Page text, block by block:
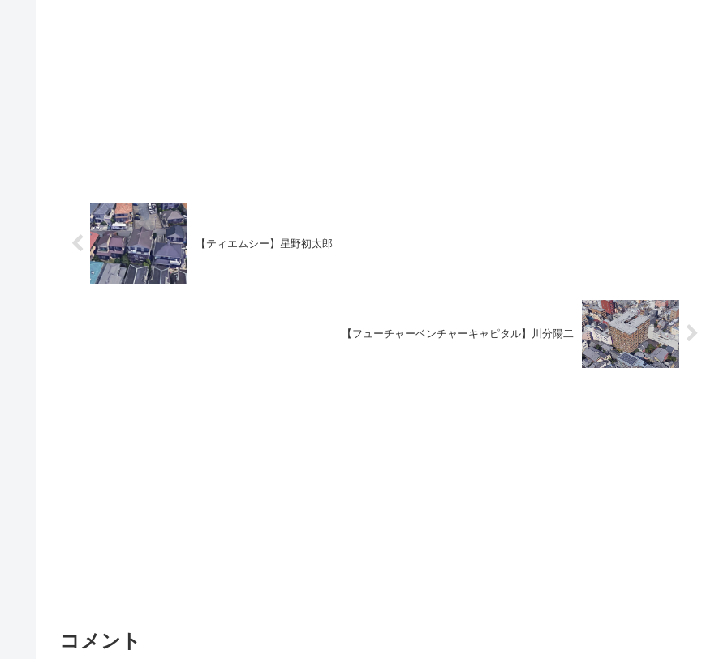
【ティエムシー】星野初太郎
【フューチャーベンチャーキャピタル】川分陽二
コメント